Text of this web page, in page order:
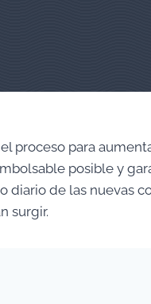
proceso para
posible y
diario de las nuevas
surgir.